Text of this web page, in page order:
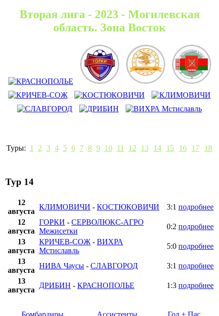
Вторая лига - 2023 - Могилевская
область. Зона Восток
Туры: 1 2 3 4 5 6 7 8 9 10 11 12 13 14 15 16 17 18
Тур 14
12
августа
КЛИМОВИЧИ - КОСТЮКОВИЧИ 3:1 подробнее
12
августа
ГОРКИ - СЕРВОЛЮКС-АГРО
Межисетки
0:2 подробнее
13
августа
КРИЧЕВ-СОЖ - ВИХРА
Мстиславль
5:0 подробнее
13
августа
НИВА Чаусы - СЛАВГОРОД 3:1 подробнее
13
августа
ДРИБИН - КРАСНОПОЛЬЕ 1:3 подробнее